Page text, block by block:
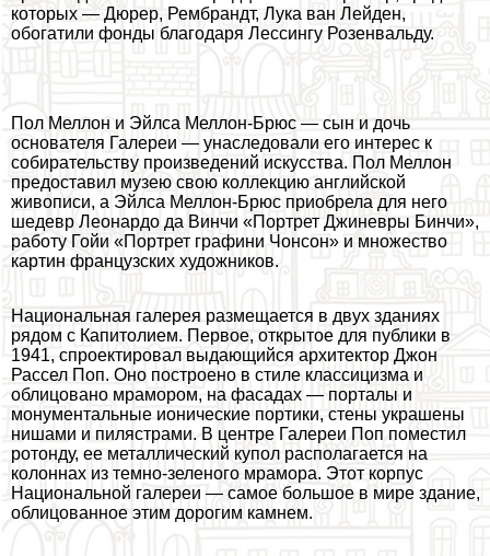
которых — Дюрер, Рембрандт, Лука ван Лейден,
обогатили фонды благодаря Лессингу Розенвальду.
Пол Меллон и Эйлса Меллон-Брюс — сын и дочь
основателя Галереи — унаследовали его интерес к
собирательству произведений искусства. Пол Меллон
предоставил музею свою коллекцию английской
живописи, а Эйлса Меллон-Брюс приобрела для него
шедевр Леонардо да Винчи «Портрет Джиневры Бинчи»,
работу Гойи «Портрет графини Чонсон» и множество
картин французских художников.
Национальная галерея размещается в двух зданиях
рядом с Капитолием. Первое, открытое для публики в
1941, спроектировал выдающийся архитектор Джон
Рассел Поп. Оно построено в стиле классицизма и
облицовано мрамором, на фасадах — порталы и
монументальные ионические портики, стены украшены
нишами и пилястрами. В центре Галереи Поп поместил
ротонду, ее металлический купол располагается на
колоннах из темно-зеленого мрамора. Этот корпус
Национальной галереи — самое большое в мире здание,
облицованное этим дорогим камнем.